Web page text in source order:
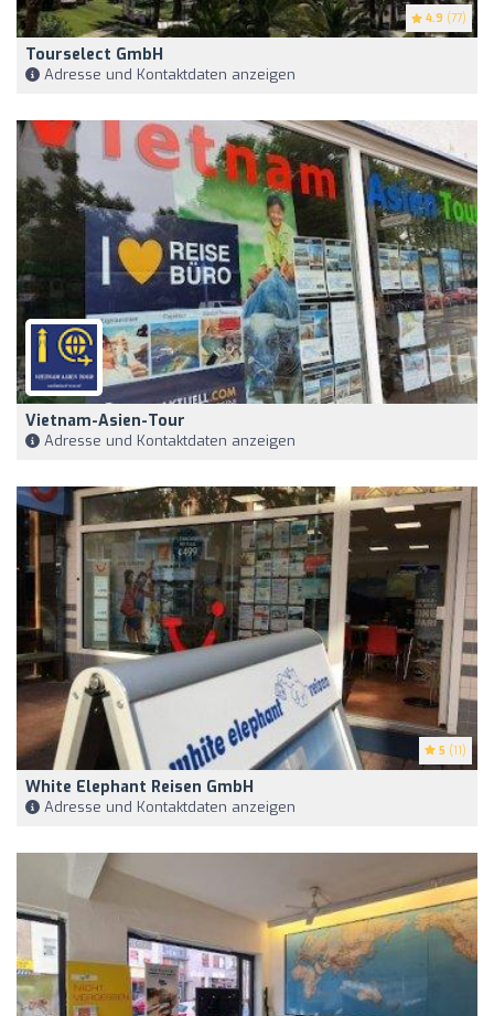
4.9 (77)
Tourselect GmbH
Adresse und Kontaktdaten anzeigen
Vietnam-Asien-Tour
Adresse und Kontaktdaten anzeigen
5 (11)
White Elephant Reisen GmbH
Adresse und Kontaktdaten anzeigen